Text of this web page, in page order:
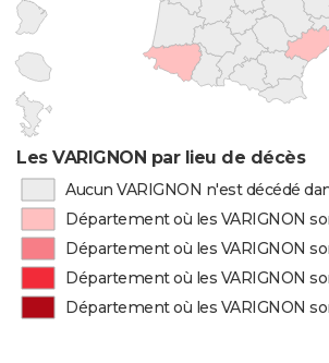
Les VARIGNON par lieu de décès
Aucun VARIGNON n'est décédé
Département où les VARIGNON
Département où les VARIGNON
Département où les VARIGNON
Département où les VARIGNON